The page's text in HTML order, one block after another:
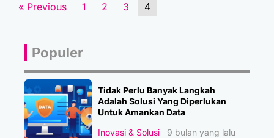
« Previous 1 2 3 4
Populer
Tidak Perlu Banyak Langkah
Adalah Solusi Yang Diperlukan
Untuk Amankan Data
Inovasi & Solusi
9 bulan yang lalu